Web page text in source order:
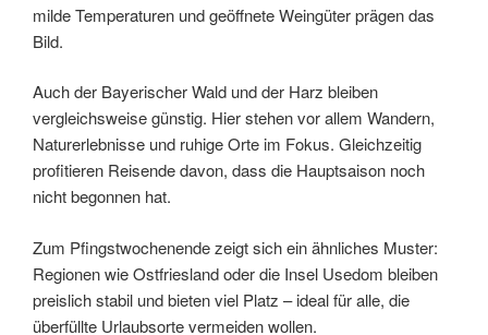
milde Temperaturen und geöffnete Weingüter prägen das
Bild.
Auch der Bayerischer Wald und der Harz bleiben
vergleichsweise günstig. Hier stehen vor allem Wandern,
Naturerlebnisse und ruhige Orte im Fokus. Gleichzeitig
profitieren Reisende davon, dass die Hauptsaison noch
nicht begonnen hat.
Zum Pfingstwochenende zeigt sich ein ähnliches Muster:
Regionen wie Ostfriesland oder die Insel Usedom bleiben
preislich stabil und bieten viel Platz – ideal für alle, die
überfüllte Urlaubsorte vermeiden wollen.